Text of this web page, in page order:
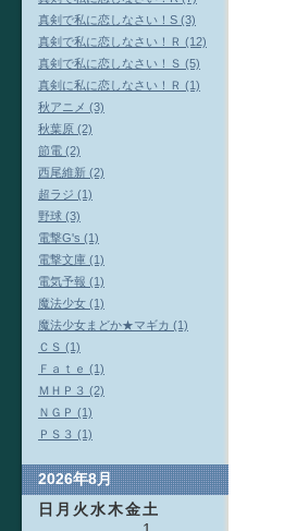
真剣で私に恋しなさい！S (3)
真剣で私に恋しなさい！Ｒ (12)
真剣で私に恋しなさい！Ｓ (5)
真剣に私に恋しなさい！Ｒ (1)
秋アニメ (3)
秋葉原 (2)
節電 (2)
西尾維新 (2)
超ラジ (1)
野球 (3)
電撃G's (1)
電撃文庫 (1)
電気予報 (1)
魔法少女 (1)
魔法少女まどか★マギカ (1)
ＣＳ (1)
Ｆａｔｅ (1)
ＭＨＰ３ (2)
ＮＧＰ (1)
ＰＳ３ (1)
2026年8月
日 月 火水木金土